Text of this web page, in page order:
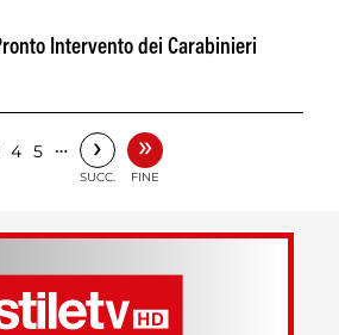
Intervento dei Carabinieri
4 5 … ›
SUCC.
»
FINE